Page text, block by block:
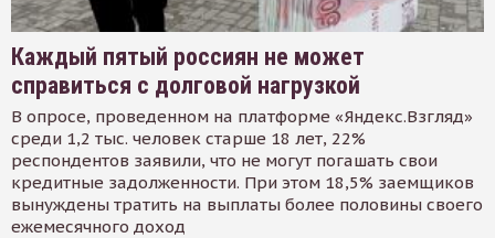
Каждый пятый россиян не может
справиться с долговой нагрузкой
В опросе, проведенном на платформе «Яндекс.Взгляд»
среди 1,2 тыс. человек старше 18 лет, 22%
респондентов заявили, что не могут погашать свои
кредитные задолженности. При этом 18,5% заемщиков
вынуждены тратить на выплаты более половины своего
ежемесячного доход